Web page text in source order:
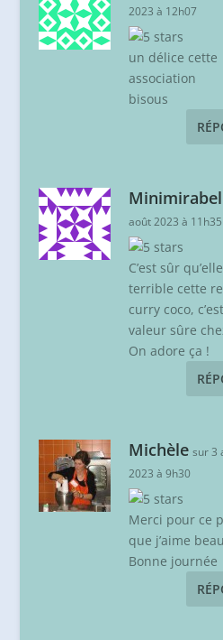
2023 à 12h07
un délice cette
association
bisous
août 2023 à 11h35
C’est sûr
terrible cette
curry coco,
valeur sûre
On adore ça !
Michèle sur 3
2023 à 9h30
Merci pour ce
que j’aime
Bonne journée